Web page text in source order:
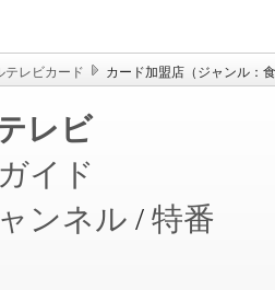
テレビカード カード加盟店（ジャンル：
レビ
イド
ンネル / 特番